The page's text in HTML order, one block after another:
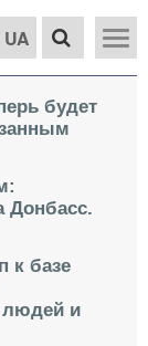
UA
будет
Донбасс.
к базе
людей и